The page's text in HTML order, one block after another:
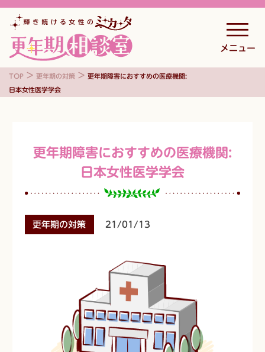
メニュー
TOP > 更年期の対策> 更年期障害におすすめの医療機関:
日本女性医学学会
更年期障害におすすめの医療機関:
日本女性医学学会
更年期の対策 21/01/13